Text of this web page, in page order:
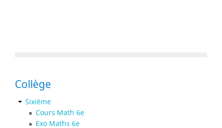
Collège
Sixième
Cours Math 6e
Exo Maths 6e